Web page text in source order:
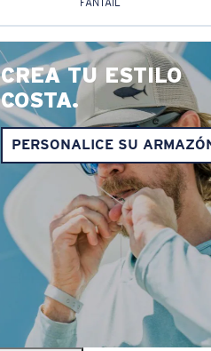
FANTAIL
CREA TU ESTILO
COSTA.
PERSONALICE SU